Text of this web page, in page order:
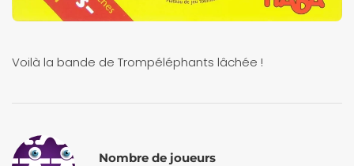
Voilà la bande de Trompéléphants lâchée !
Nombre de joueurs